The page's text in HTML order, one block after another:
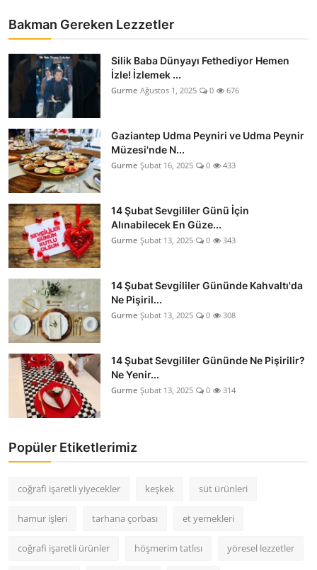
Bakman Gereken Lezzetler
Silik Baba Dünyayı Fethediyor Hemen
İzle! İzlemek ...
Gurme Ağustos 1, 2025 0 676
Gaziantep Udma Peyniri ve Udma Peynir
Müzesi'nde N...
Gurme Şubat 16, 2025 0 433
14 Şubat Sevgililer Günü İçin
Alınabilecek En Güze...
Gurme Şubat 13, 2025 0 343
14 Şubat Sevgililer Gününde Kahvaltı'da
Ne Pişiril...
Gurme Şubat 13, 2025 0 308
14 Şubat Sevgililer Gününde Ne Pişirilir?
Ne Yenir...
Gurme Şubat 13, 2025 0 314
Popüler Etiketlerimiz
coğrafi işaretli yiyecekler keşkek süt ürünleri
hamur işleri tarhana çorbası et yemekleri
coğrafi işaretli ürünler höşmerim tatlısı yöresel lezzetler